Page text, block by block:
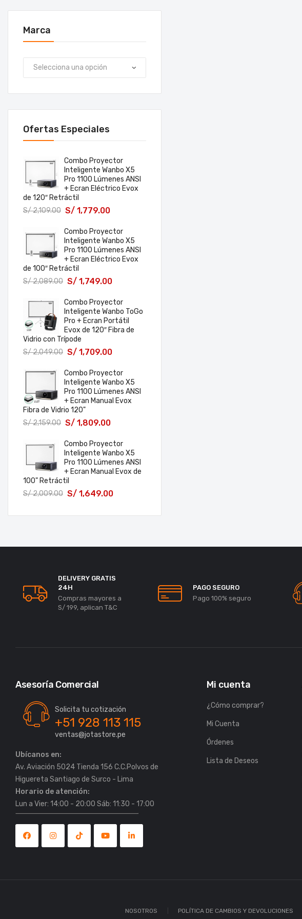
Marca
Ofertas Especiales
Combo Proyector
Inteligente Wanbo X5
Pro 1100 Lúmenes ANSI
+ Ecran Eléctrico Evox
de 120″ Retráctil
S/2,109.00 S/ 1,779.00
Combo Proyector
Inteligente Wanbo X5
Pro 1100 Lúmenes ANSI
+ Ecran Eléctrico Evox
de 100″ Retráctil
S/2,089.00 S/ 1,749.00
Combo Proyector
Inteligente Wanbo ToGo
Pro + Ecran Portátil
Evox de 120″ Fibra de
Vidrio con Trípode
S/2,049.00 S/ 1,709.00
Combo Proyector
Inteligente Wanbo X5
Pro 1100 Lúmenes ANSI
+ Ecran Manual Evox
Fibra de Vidrio 120"
S/2,159.00 S/ 1,809.00
Combo Proyector
Inteligente Wanbo X5
Pro 1100 Lúmenes ANSI
+ Ecran Manual Evox de
100" Retráctil
S/2,009.00 S/ 1,649.00
DELIVERY GRATIS
24H
Compras mayores a
S/ 199, aplican T&C
PAGO SEGURO
Pago 100% seguro
Asesoría Comercial
Solicita tu cotización
+51 928 113 115
ventas@jotastore.pe
Ubícanos en:
Av. Aviación 5024 Tienda 156 C.C.Polvos de
Horario de atención:
Lun a Vier: 14:00 - 20:00 Sáb: 11:30 - 17:00
Mi cuenta
¿Cómo comprar?
Mi Cuenta
Órdenes
Lista de Deseos
NOSOTROS POLÍTICA DE CAMBIOS Y DEVOLUCIONES